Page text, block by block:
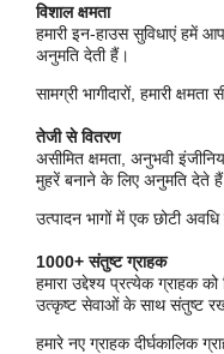
विशाल क्षमता
हमारी इन-हाउस सुविधाएं हमें
अनुमति देती हैं।
सामग्री भागीदारों, हमारी क्षमता
तेजी से वितरण
असीमित क्षमता, अनुभवी
मुहरें बनाने के लिए अनुमति देते
उत्पादन भागों में एक छोटी अवधि
1000+ संतुष्ट ग्राहक
हमारा उद्देश्य प्रत्येक ग्राहक
उत्कृष्ट सेवाओं के साथ संतुष्ट
हमारे नए ग्राहक दीर्घकालिक